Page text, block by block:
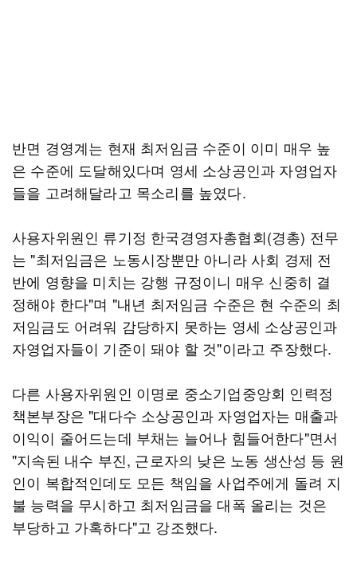
반면 경영계는 현재 최저임금 수준이 이미 매우 높
은 수준에 도달해있다며 영세 소상공인과 자영업자
들을 고려해달라고 목소리를 높였다.
사용자위원인 류기정 한국경영자총협회(경총) 전무
는 "최저임금은 노동시장뿐만 아니라 사회 경제 전
반에 영향을 미치는 강행 규정이니 매우 신중히 결
정해야 한다"며 "내년 최저임금 수준은 현 수준의 최
저임금도 어려워 감당하지 못하는 영세 소상공인과
자영업자들이 기준이 돼야 할 것"이라고 주장했다.
다른 사용자위원인 이명로 중소기업중앙회 인력정
책본부장은 "대다수 소상공인과 자영업자는 매출과
이익이 줄어드는데 부채는 늘어나 힘들어한다"면서
"지속된 내수 부진, 근로자의 낮은 노동 생산성 등 원
인이 복합적인데도 모든 책임을 사업주에게 돌려 지
불 능력을 무시하고 최저임금을 대폭 올리는 것은
부당하고 가혹하다"고 강조했다.